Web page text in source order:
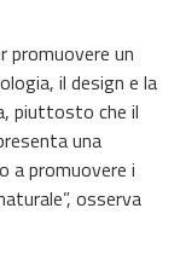
promuovere un
il design e la
piuttosto che il
una
a promuovere i
osserva